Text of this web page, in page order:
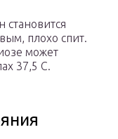
становится
плохо спит.
может
37,5 С.